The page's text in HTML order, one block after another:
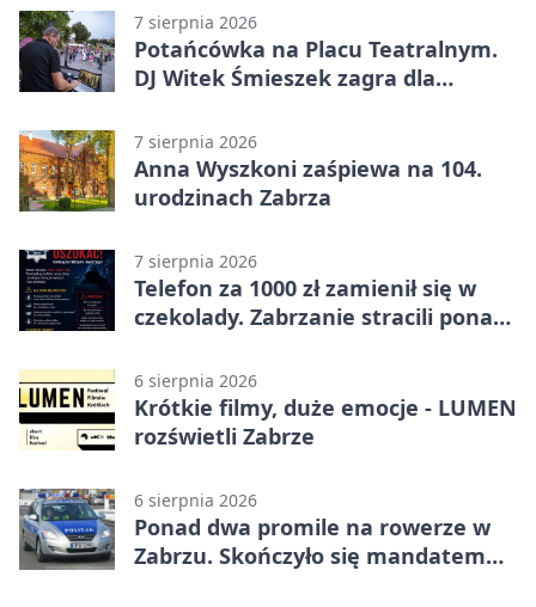
Federico dał zabrzanom zwycięstwo
7 sierpnia 2026
Potańcówka na Placu Teatralnym.
DJ Witek Śmieszek zagra dla
7 sierpnia 2026
Anna Wyszkoni zaśpiewa na 104.
urodzinach Zabrza
7 sierpnia 2026
Telefon za 1000 zł zamienił się w
czekolady. Zabrzanie stracili ponad
6 sierpnia 2026
Krótkie filmy, duże emocje - LUMEN
rozświetli Zabrze
6 sierpnia 2026
Ponad dwa promile na rowerze w
Zabrzu. Skończyło się mandatem